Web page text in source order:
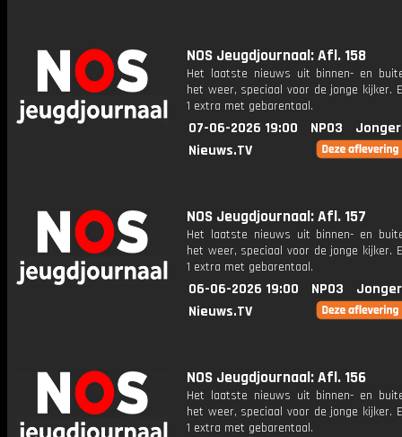
NOS Jeugdjournaal: Afl. 158
Het laatste nieuws uit binnen- en
het weer, speciaal voor de jonge kijker.
1 extra met gebarentaal.
07-06-2026 19:00 NPO3
Nieuws.TV
NOS Jeugdjournaal: Afl. 157
Het laatste nieuws uit binnen- en
het weer, speciaal voor de jonge kijker.
1 extra met gebarentaal.
06-06-2026 19:00 NPO3
Nieuws.TV
NOS Jeugdjournaal: Afl. 156
Het laatste nieuws uit binnen- en
het weer, speciaal voor de jonge kijker.
1 extra met gebarentaal.